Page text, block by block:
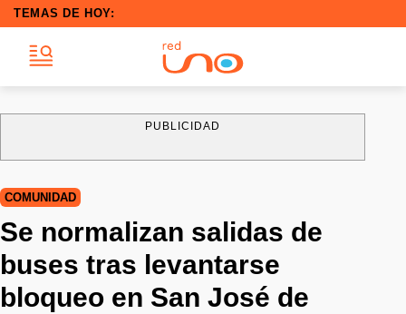
TEMAS DE HOY:
PUBLICIDAD
COMUNIDAD
Se normalizan salidas de
buses tras levantarse
bloqueo en San José de